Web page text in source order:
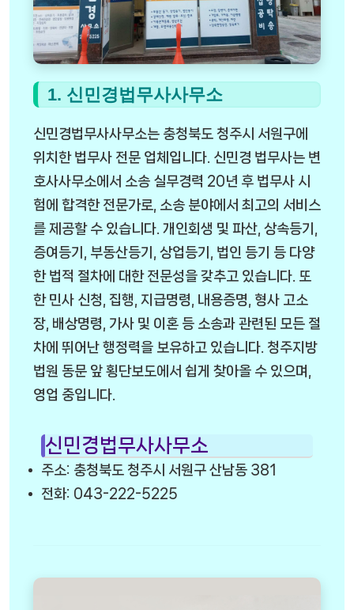
1. 신민경법무사사무소
신민경법무사사무소는 충청북도 청주시 서원구에
위치한 법무사 전문 업체입니다. 신민경 법무사는 변
호사사무소에서 소송 실무경력 20년 후 법무사 시
험에 합격한 전문가로, 소송 분야에서 최고의 서비스
를 제공할 수 있습니다. 개인회생 및 파산, 상속등기,
증여등기, 부동산등기, 상업등기, 법인 등기 등 다양
한 법적 절차에 대한 전문성을 갖추고 있습니다. 또
한 민사 신청, 집행, 지급명령, 내용증명, 형사 고소
장, 배상명령, 가사 및 이혼 등 소송과 관련된 모든 절
차에 뛰어난 행정력을 보유하고 있습니다. 청주지방
법원 동문 앞 횡단보도에서 쉽게 찾아올 수 있으며,
영업 중입니다.
신민경법무사사무소
주소: 충청북도 청주시 서원구 산남동 381
전화: 043-222-5225